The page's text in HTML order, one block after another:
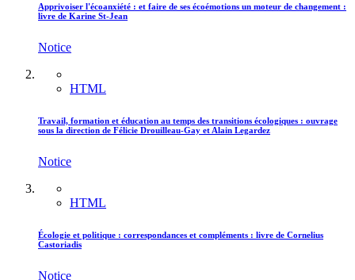
Apprivoiser l'écoanxiété : et faire de ses écoémotions un moteur de changement :
livre de Karine St-Jean
Notice
HTML
Travail, formation et éducation au temps des transitions écologiques : ouvrage
sous la direction de Félicie Drouilleau-Gay et Alain Legardez
Notice
HTML
Écologie et politique : correspondances et compléments : livre de Cornelius
Castoriadis
Notice